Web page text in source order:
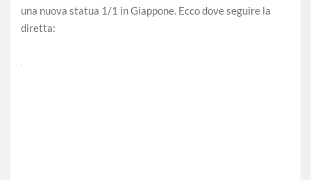
una nuova statua 1/1 in Giappone. Ecco dove seguire la
diretta:
Clicca qui